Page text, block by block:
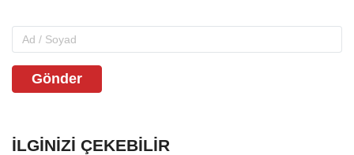
Gönder
İLGINIZI ÇEKEBILIR